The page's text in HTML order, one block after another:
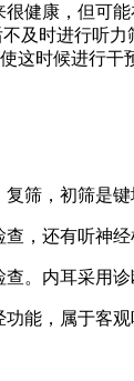
健康，但可
及时进行听
时候进行干
筛，初筛是
，还有听神经
。内耳采用
能，属于客